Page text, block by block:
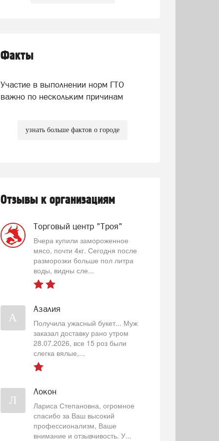
Факты
Участие в выполнении норм ГТО
важно по нескольким причинам
узнать больше фактов о городе
Отзывы к организациям
Торговый центр "Троя"
Вчера купили замороженное
мясо, почти 4кг. Сегодня после
разморозки больше пол литра
воды, видны сле...
А
Азалия
Получила ужасный букет... Муж
заказал доставку рано утром
28.07.2026, все 15 роз были
слегка вялые,...
Л
Локон
Лариса Степановна, огромное
спасибо за Ваш высокий
профессионализм, Ваше
внимание и отзывчивость. У...